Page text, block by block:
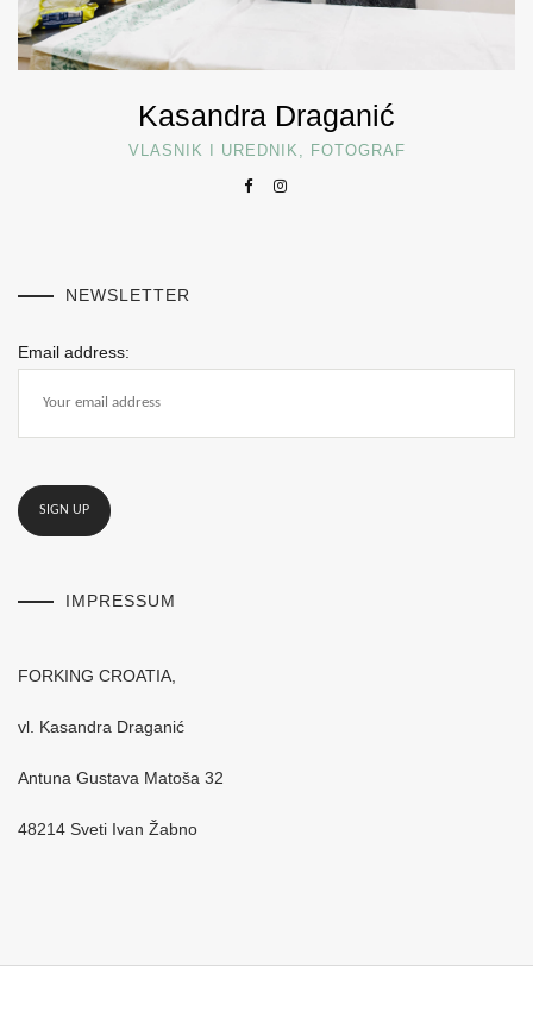
Kasandra Draganić
VLASNIK I UREDNIK, FOTOGRAF
NEWSLETTER
Email address:
IMPRESSUM
FORKING CROATIA,
vl. Kasandra Draganić
Antuna Gustava Matoša 32
48214 Sveti Ivan Žabno